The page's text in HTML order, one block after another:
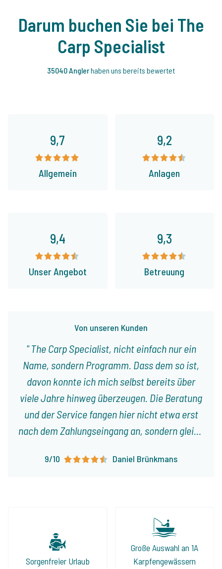
Darum buchen Sie bei The
Carp Specialist
35040 Anglerhaben uns bereits bewertet
9,7
Allgemein
9,2
Anlagen
Von unseren Kunden
The Carp Specialist, nicht einfach nur ein
Name, sondern Programm. Dass dem so ist,
davon konnte ich mich selbst bereits über
viele Jahre hinweg überzeugen. Die Beratung
und der Service fangen hier nicht etwa erst
nach dem Zahlungseingang an, sondern gleich
immer viel Zeit für uns, beriet bei der – der
immer unkompliziert und ist reine Formsache.
Hier bekommt man eine ehrliche Beratung!
Auch dieses Jahr fahren wir wieder über The
9/10 Daniel Brünkmans
9,4
Unser Angebot
9,3
Betreuung
Sorgenfreier Urlaub
Große Auswahl an 1A
Karpfengewässern